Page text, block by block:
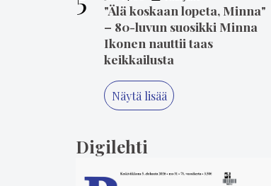
"Älä koskaan lopeta, Minna"
– 80-luvun suosikki Minna
Ikonen nauttii taas
keikkailusta
Näytä lisää
Digilehti